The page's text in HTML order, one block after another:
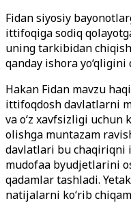
Fidan siyosiy
ittifoqiga sodiq
uning tarkibidan
qanday ishora yo‘qligini
Hakan Fidan mavzu
ittifoqdosh davlatlarni
va o‘z xavfsizligi uchun
olishga muntazam
davlatlari bu chaqiriqni
mudofaa byudjetlarini
qadamlar tashladi.
natijalarni ko‘rib